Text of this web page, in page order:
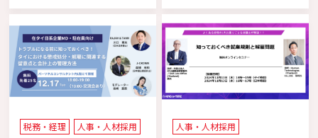
税務・経理 人事・人材採用 人事・人材採用